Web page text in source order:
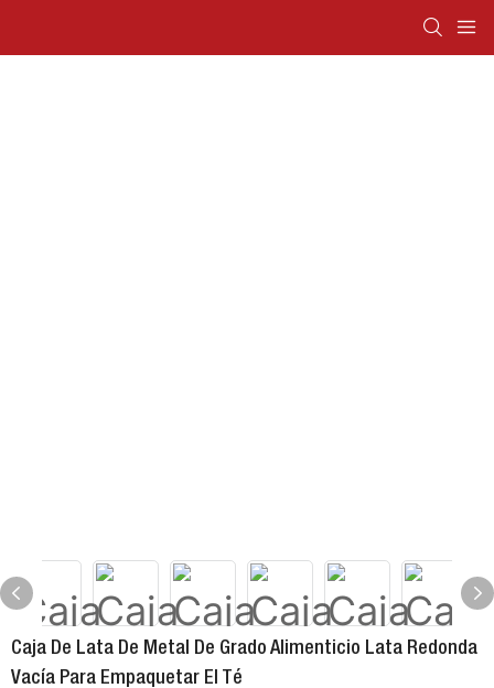
Caja De Lata De Metal De Grado Alimenticio Lata Redonda
Vacía Para Empaquetar El Té